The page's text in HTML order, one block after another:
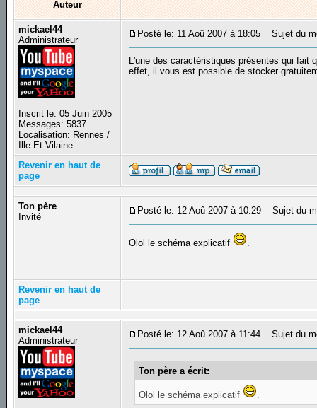
Auteur
mickael44
Administrateur
Inscrit le: 05 Juin 2005
Messages: 5837
Localisation: Rennes /
Ille Et Vilaine
Posté le: 11 Aoû 2007 à 18:05 Sujet du
L'une des caractéristiques présentes qui fait
effet, il vous est possible de stocker
Revenir en haut de
page
Ton père
Invité
Posté le: 12 Aoû 2007 à 10:29 Sujet du
Olol le schéma explicatif .
Revenir en haut de
page
mickael44
Administrateur
Posté le: 12 Aoû 2007 à 11:44 Sujet du
Ton père a écrit:
Olol le schéma explicatif